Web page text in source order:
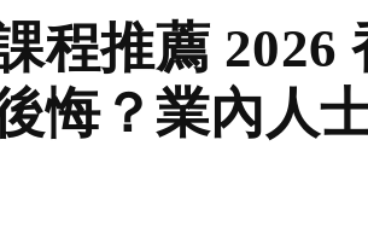
程推薦 2026
悔？業內人